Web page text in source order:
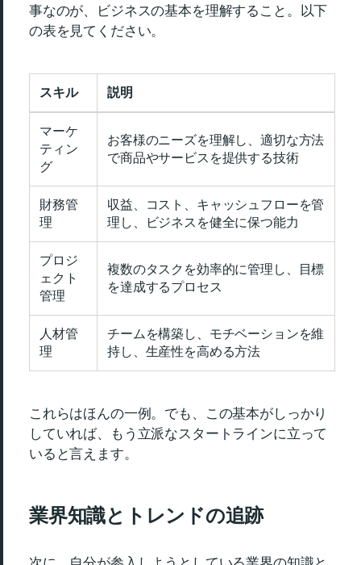
事なのが、ビジネスの基本を理解すること。以下
の表を見てください。
スキル 説明
マーケ
ティン
グ
お客様のニーズを理解し、適切な方法
で商品やサービスを提供する技術
財務管
理
収益、コスト、キャッシュフローを管
理し、ビジネスを健全に保つ能力
プロジ
ェクト
管理
複数のタスクを効率的に管理し、目標
を達成するプロセス
人材管
理
チームを構築し、モチベーションを維
持し、生産性を高める方法
これらはほんの一例。でも、この基本がしっかり
していれば、もう立派なスタートラインに立って
いると言えます。
業界知識とトレンドの追跡